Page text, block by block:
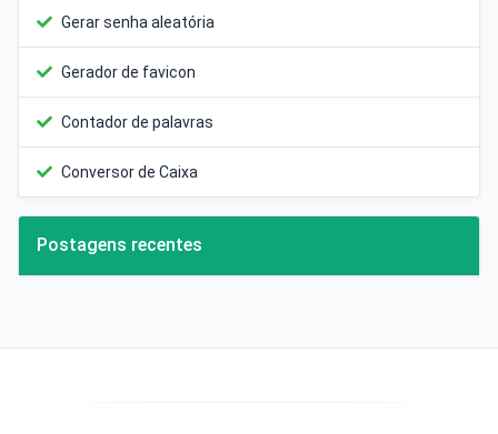
Gerar senha aleatória
Gerador de favicon
Contador de palavras
Conversor de Caixa
Postagens recentes